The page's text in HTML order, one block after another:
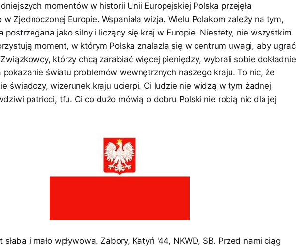
momentów w historii Unii Europejskiej Polska przejęła
Zjednoczonej Europie. Wspaniała wizja. Wielu Polakom zależy na tym,
postrzegana jako silny i liczący się kraj w Europie. Niestety, nie wszystkim.
moment, w którym Polska znalazła się w centrum uwagi, aby ugrać
którzy chcą zarabiać więcej pieniędzy, wybrali sobie dokładnie
pokazanie światu problemów wewnętrznych naszego kraju. To nic, że
świadczy, wizerunek kraju ucierpi. Ci ludzie nie widzą w tym żadnej
patrioci, tfu. Ci co dużo mówią o dobru Polski nie robią nic dla jej
słaba i mało wpływowa. Zabory, Katyń '44, NKWD, SB. Przed nami ciąg